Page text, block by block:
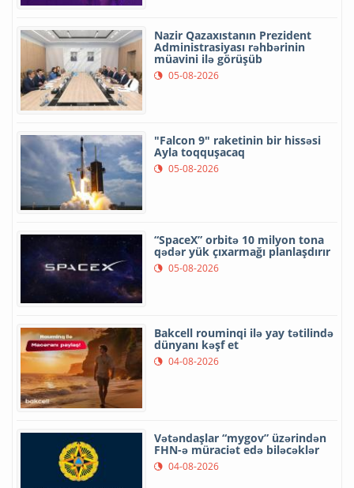
Nazir Qazaxıstanın Prezident
Administrasiyası rəhbərinin
müavini ilə görüşüb
05-08-2026
"Falcon 9" raketinin bir hissəsi
Ayla toqquşacaq
05-08-2026
“SpaceX” orbitə 10 milyon tona
qədər yük çıxarmağı planlaşdırır
05-08-2026
Bakcell rouminqi ilə yay tətilində
dünyanı kəşf et
04-08-2026
Vətəndaşlar “mygov” üzərindən
FHN-ə müraciət edə biləcəklər
04-08-2026